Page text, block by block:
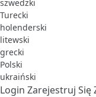
szwedzki
Turecki
holenderski
litewski
grecki
Polski
ukraiński
Login Zarejestruj Się